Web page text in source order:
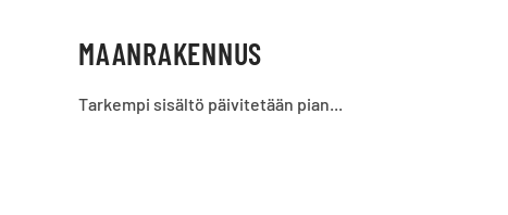
MAANRAKENNUS
Tarkempi sisältö päivitetään pian...